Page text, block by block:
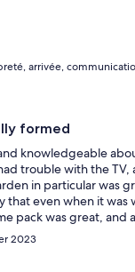
arrivée,
formed
knowledgeable
trouble with the TV,
in particular was
that even when it was
pack was great, and
the first night after
2023